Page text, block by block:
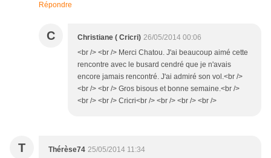
Répondre
C Christiane ( Cricri) 26/05/2014 00:06
<br /> <br /> Merci Chatou. J'ai beaucoup aimé cette
rencontre avec le busard cendré que je n'avais
encore jamais rencontré. J'ai admiré son vol.<br />
<br /> <br /> Gros bisous et bonne semaine.<br />
<br /> <br /> Cricri<br /> <br /> <br /> <br />
T Thérèse74 25/05/2014 11:34